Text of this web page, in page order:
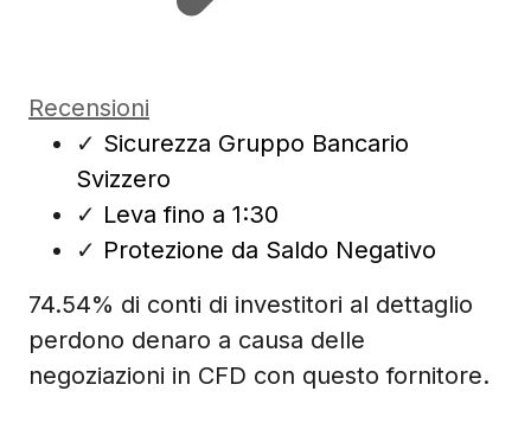
Recensioni
✓ Sicurezza Gruppo Bancario
Svizzero
✓ Leva fino a 1:30
✓ Protezione da Saldo Negativo
74.54% di conti di investitori al dettaglio
perdono denaro a causa delle
negoziazioni in CFD con questo fornitore.